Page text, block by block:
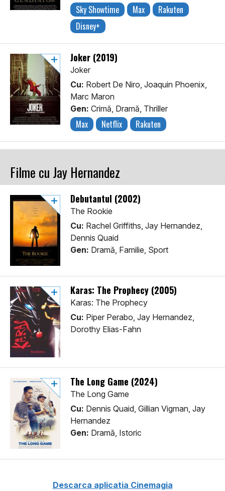
Sky Showtime Max
Rakuten
Disney+
Joker (2019)
Joker
Cu: Robert De Niro, Joaquin Phoenix,
Marc Maron
Gen: Crimă, Dramă, Thriller
Max Netflix Rakuten
Filme cu Jay Hernandez
Debutantul (2002)
The Rookie
Cu: Rachel Griffiths, Jay Hernandez,
Dennis Quaid
Gen: Dramă, Familie, Sport
Karas: The Prophecy (2005)
Karas: The Prophecy
Cu: Piper Perabo, Jay Hernandez,
Dorothy Elias-Fahn
The Long Game (2024)
The Long Game
Cu: Dennis Quaid, Gillian Vigman, Jay
Hernandez
Gen: Dramă, Istoric
Descarca aplicatia Cinemagia